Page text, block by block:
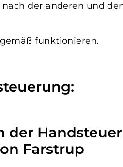
der anderen und
funktionieren.